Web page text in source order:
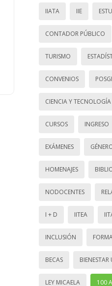
IIATA IIE
CONTADOR PÚBLICO
TURISMO
CONVENIOS
CIENCIA Y TECNOLOGÍA
CURSOS INGRESO
EXÁMENES
HOMENAJES
NODOCENTES
I + D IITEA
INCLUSIÓN
BECAS BIENESTAR
LEY MICAELA 100